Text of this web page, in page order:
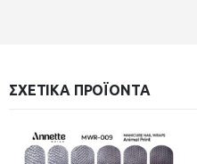
ΣΧΕΤΙΚΆ ΠΡΟΪΌΝΤΑ